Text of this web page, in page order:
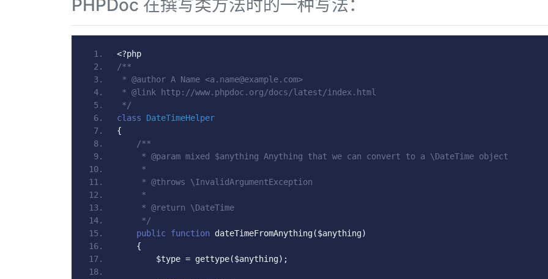
PHPDoc 在撰写类方法时的一种写法：
<?php
/**
* @author A Name <a.name@example.com>
* @link http://www.phpdoc.org/docs/latest/index.html
*/
class
DateTimeHelper
{
/**
     * @param mixed $anything Anything that we can convert to a \DateTime object
     *
     * @throws \InvalidArgumentException
     *
     * @return \DateTime
     */
public function dateTimeFromAnything($anything)
{
        $type
= gettype($anything);